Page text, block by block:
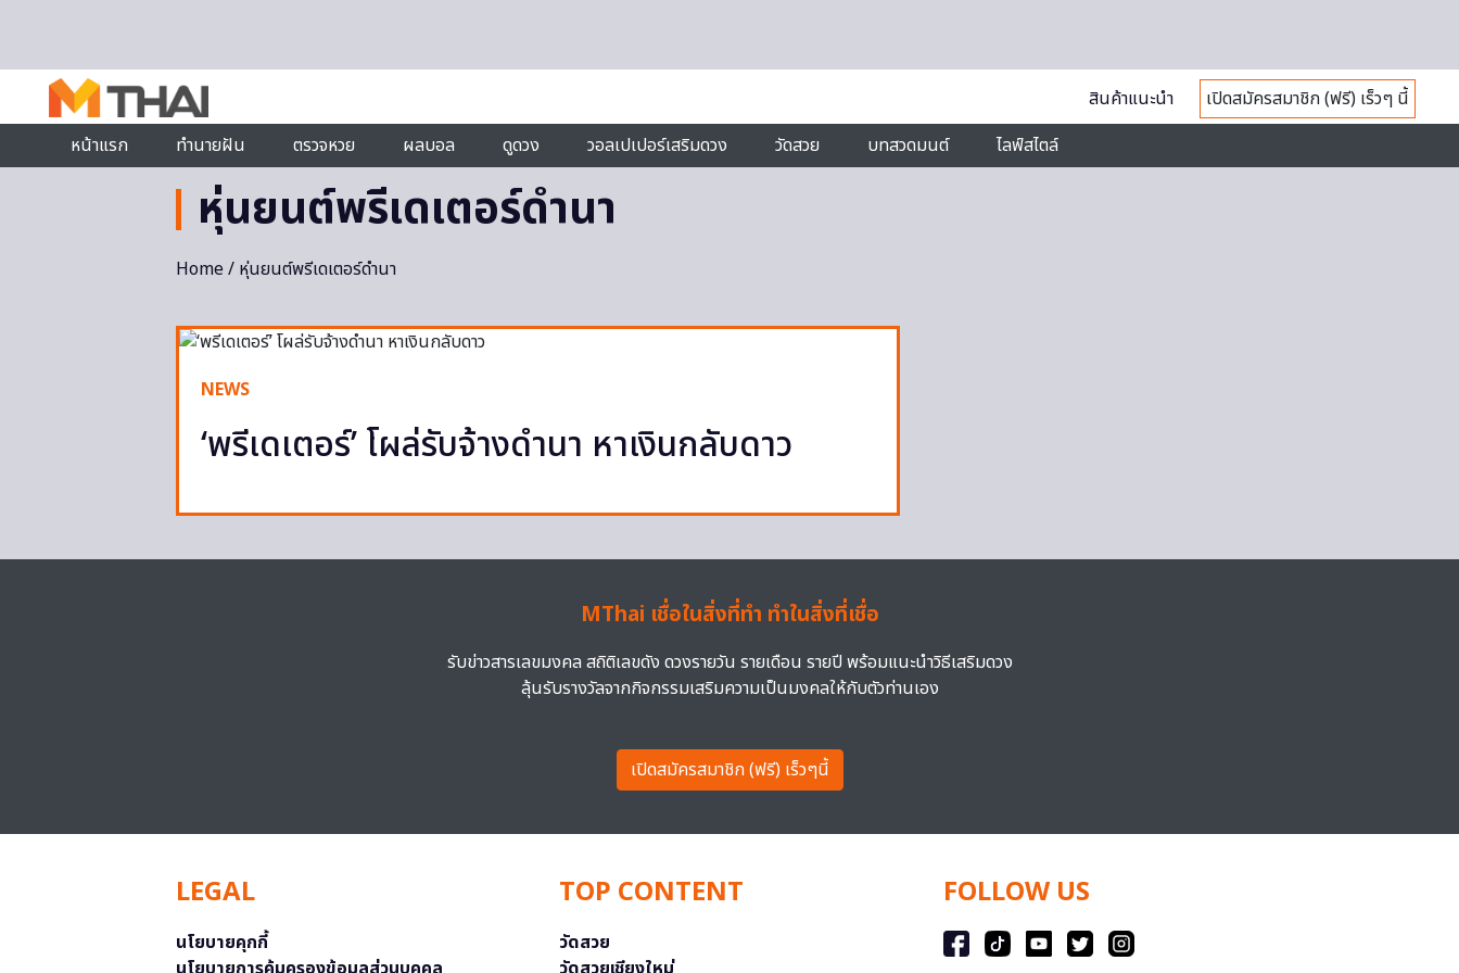
สินค้าแนะนำ
เปิดสมัครสมาชิก (ฟรี) เร็วๆ นี้
หน้าแรก
ทำนายฝัน ตรวจหวย ผลบอล ดูดวง วอลเปเปอร์เสริมดวง วัดสวย บทสวดมนต์ ไลฟ์สไตล์
หุ่นยนต์พรีเดเตอร์ดำนา
Home/ หุ่นยนต์พรีเดเตอร์ดำนา
NEWS
‘พรีเดเตอร์’ โผล่รับจ้างดำนา หาเงินกลับดาว
MThai เชื่อในสิ่งที่ทำ ทำในสิ่งที่เชื่อ
รับข่าวสารเลขมงคล สถิติเลขดัง ดวงรายวัน รายเดือน รายปี พร้อมแนะนำวิธีเสริมดวง
ลุ้นรับรางวัลจากกิจกรรมเสริมความเป็นมงคลให้กับตัวท่านเอง
เปิดสมัครสมาชิก (ฟรี) เร็วๆนี้
LEGAL
นโยบายคุกกี้
TOP CONTENT
วัดสวย
FOLLOW US